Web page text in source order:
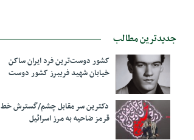
جدیدترین مطالب
کشور دوست‌ترین فرد ایران ساکن
خیابان شهید فریبرز کشور دوست
دکترین سر مقابل چشم/گسترش خط
قرمز ضاحیه به مرز اسرائیل